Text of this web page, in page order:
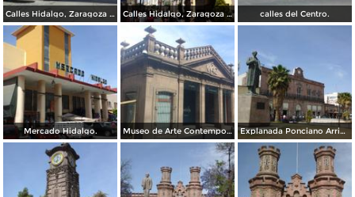
Calles Hidalgo, Zaragoza y calzada de Guadalupe. Calles Hidalgo, Zaragoza y calzada de Guadalupe. calles del Centro.
Mercado Hidalgo. Museo de Arte Contemporaneo, Antigua oficina postal. Explanada Ponciano Arriaga, frente al mercado Hidalgo.